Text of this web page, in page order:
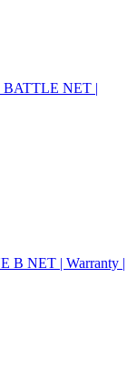
NET |
B NET | Warranty |